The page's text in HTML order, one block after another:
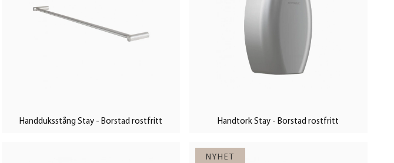
Handduksstång Stay - Borstad rostfritt Handtork Stay - Borstad rostfritt